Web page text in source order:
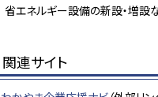
省エネルギー設備の新設・増設
関連サイト